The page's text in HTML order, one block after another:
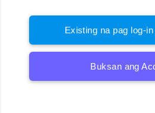
Existing na pag log-
Buksan ang